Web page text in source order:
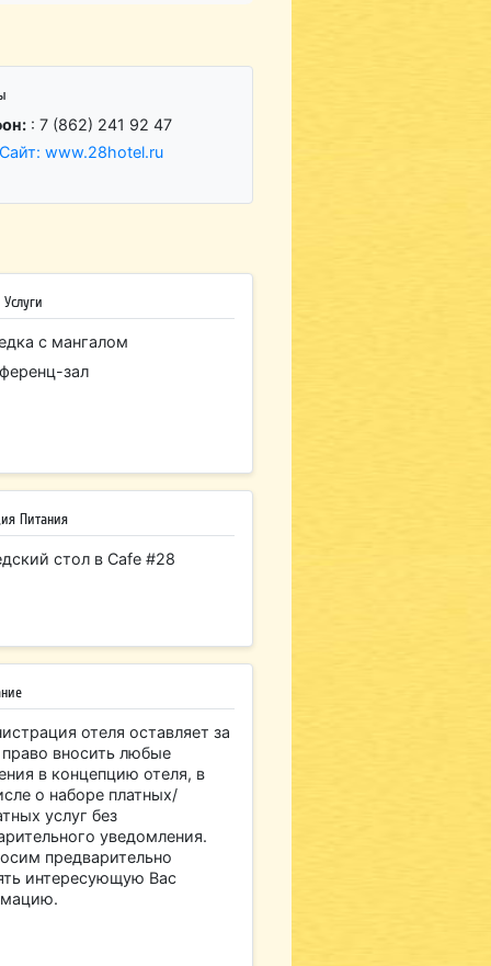
: 7 (862) 241 92 47
www.28hotel.ru
с мангалом
зал
Питания
стол в Cafe #28
отеля оставляет за
вносить любые
в концепцию отеля, в
о наборе платных/
услуг без
уведомления.
предварительно
интересующую Вас